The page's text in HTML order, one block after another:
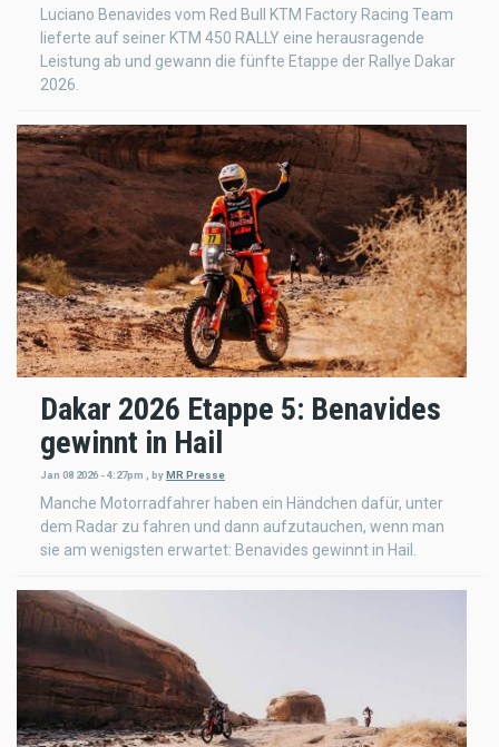
Luciano Benavides vom Red Bull KTM Factory Racing Team
lieferte auf seiner KTM 450 RALLY eine herausragende
Leistung ab und gewann die fünfte Etappe der Rallye Dakar
2026.
Dakar 2026 Etappe 5: Benavides
gewinnt in Hail
Jan 08 2026 - 4:27pm , by MR Presse
Manche Motorradfahrer haben ein Händchen dafür, unter
dem Radar zu fahren und dann aufzutauchen, wenn man
sie am wenigsten erwartet: Benavides gewinnt in Hail.